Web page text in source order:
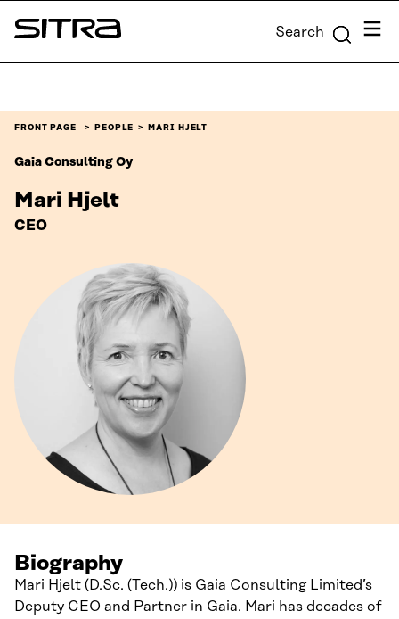
Skip to
content
Sitra Search Menu
FRONT PAGE PEOPLE MARI HJELT
Gaia Consulting Oy
Mari Hjelt
CEO
Biography
Mari Hjelt (D.Sc. (Tech.)) is Gaia Consulting Limited’s
Deputy CEO and Partner in Gaia. Mari has decades of